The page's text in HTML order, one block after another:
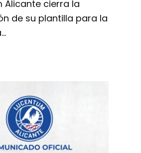
Alicante cierra la
de su plantilla para la